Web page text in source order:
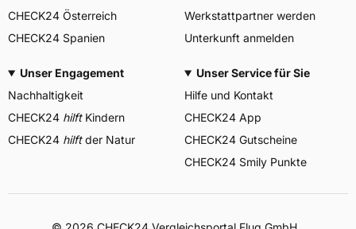
CHECK24 Österreich
CHECK24 Spanien
Werkstattpartner werden
Unterkunft anmelden
Unser Engagement
Nachhaltigkeit
CHECK24 hilftKindern
CHECK24 hilftder Natur
Unser Service für Sie
Hilfe und Kontakt
CHECK24 App
CHECK24 Gutscheine
CHECK24 Smily Punkte